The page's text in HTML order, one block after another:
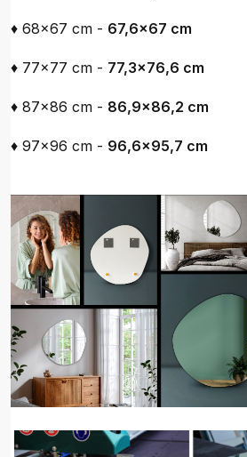
♦ 68x67 cm - 67,6x67 cm
♦ 77x77 cm - 77,3x76,6 cm
♦ 87x86 cm - 86,9x86,2 cm
♦ 97x96 cm - 96,6x95,7 cm